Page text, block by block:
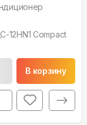
12HN1 Compact
В корзину